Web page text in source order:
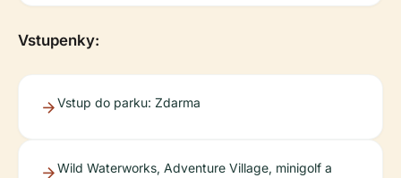
Vstupenky:
Vstup do parku: Zdarma
Wild Waterworks, Adventure Village, minigolf a